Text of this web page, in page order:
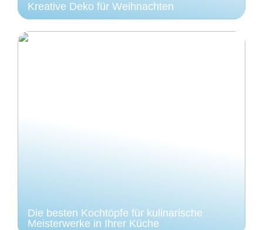
Kreative Deko für Weihnachten
Die besten Kochtöpfe für kulinarische
Meisterwerke in Ihrer Küche